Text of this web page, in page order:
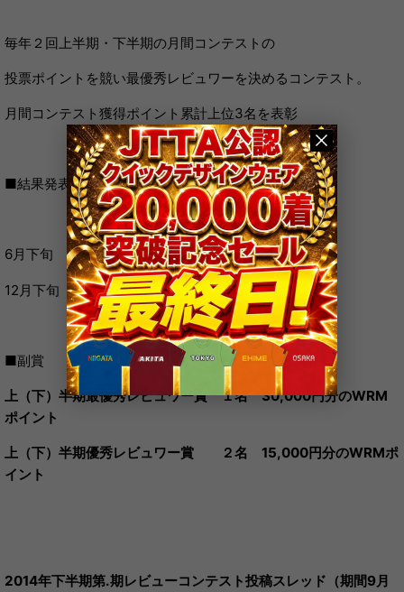
毎年２回上半期・下半期の月間コンテストの
投票ポイントを競い最優秀レビュワーを決めるコンテスト。
月間コンテスト獲得ポイント累計上位3名を表彰
■結果発表
6月下旬
12月下旬
■副賞
上（下）半期最優秀レビュワー賞 １名 30,000円分のWRM
ポイント
上（下）半期優秀レビュワー賞 ２名 15,000円分のWRMポ
イント
2014年下半期第.期レビューコンテスト投稿スレッド（期間9月